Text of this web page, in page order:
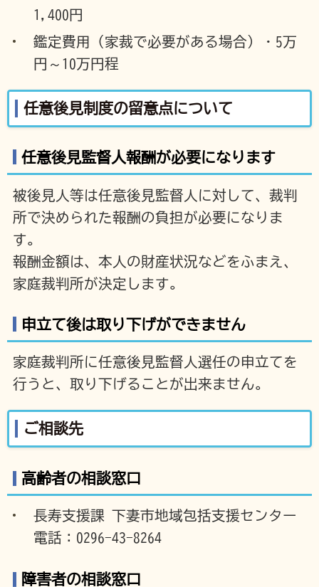
1,400円
鑑定費用（家裁で必要がある場合）・5万
円～10万円程
任意後見制度の留意点について
任意後見監督人報酬が必要になります
被後見人等は任意後見監督人に対して、裁判
所で決められた報酬の負担が必要になりま
す。
報酬金額は、本人の財産状況などをふまえ、
家庭裁判所が決定します。
申立て後は取り下げができません
家庭裁判所に任意後見監督人選任の申立てを
行うと、取り下げることが出来ません。
ご相談先
高齢者の相談窓口
長寿支援課 下妻市地域包括支援センター
電話：0296-43-8264
障害者の相談窓口